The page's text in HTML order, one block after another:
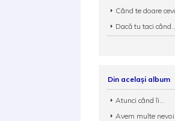
Când te doare
Dacă tu taci
Din același album
Atunci când îi...
Avem multe